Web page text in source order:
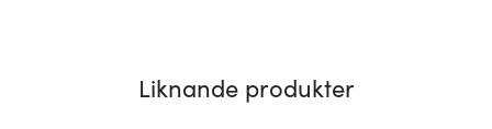
Liknande produkter